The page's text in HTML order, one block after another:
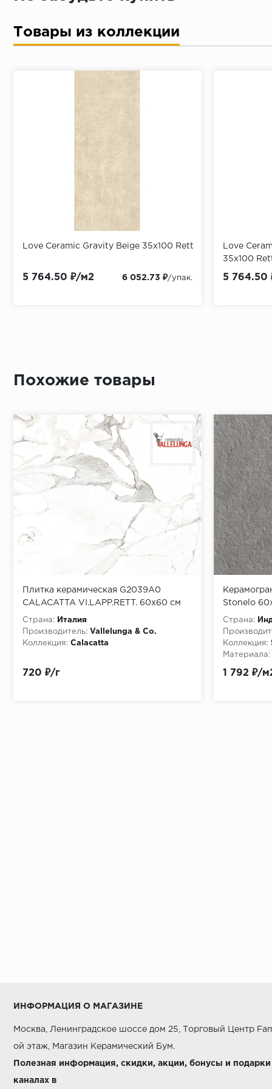
Товары из коллекции
Love Ceramic Gravity Beige 35x100 Rett
5 764.50 ₽/м2 6 052.73 ₽/упак.
Love
35x100
5 764.50
Похожие товары
Плитка керамическая G2039A0
CALACATTA VI.LAPP.RETT. 60х60 см
Страна:
Италия
Производитель: Vallelunga & Co.
Коллекция: Calacatta
720 ₽/г
Stonelo
Страна:
Коллекция:
Материала:
1 792 ₽/
ИНФОРМАЦИЯ О МАГАЗИНЕ
Москва, Ленинградское шоссе дом 25, Торговый Центр
ой этаж, Магазин Керамический Бум.
Полезная информация, скидки, акции, бонусы и
каналах в